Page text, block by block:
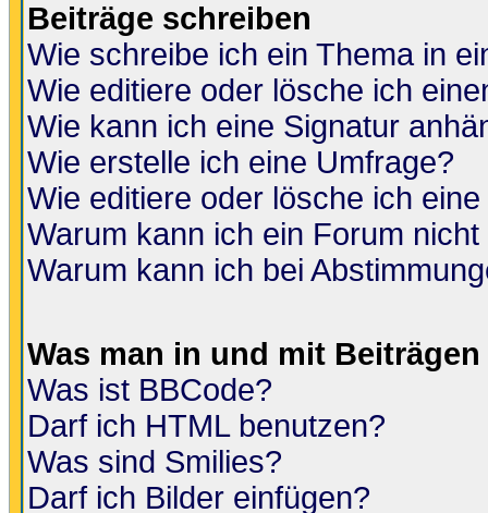
Beiträge schreiben
Wie schreibe ich ein Thema in
Wie editiere oder lösche ich
Wie kann ich eine Signatur
Wie erstelle ich eine Umfrage?
Wie editiere oder lösche ich
Warum kann ich ein Forum
Warum kann ich bei
Was man in und mit
Was ist BBCode?
Darf ich HTML benutzen?
Was sind Smilies?
Darf ich Bilder einfügen?